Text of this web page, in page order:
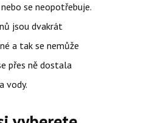
se neopotřebuje.
jsou dvakrát
a tak se nemůže
přes ně dostala
vody.